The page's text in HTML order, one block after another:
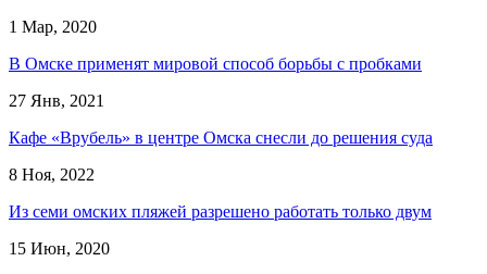
1 Мар, 2020
В Омске применят мировой способ борьбы с пробками
27 Янв, 2021
Кафе «Врубель» в центре Омска снесли до решения суда
8 Ноя, 2022
Из семи омских пляжей разрешено работать только двум
15 Июн, 2020